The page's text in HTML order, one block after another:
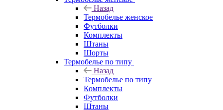
Назад
Термобелье женское
Футболки
Комплекты
Штаны
Шорты
Термобелье по типу
Назад
Термобелье по типу
Комплекты
Футболки
Штаны